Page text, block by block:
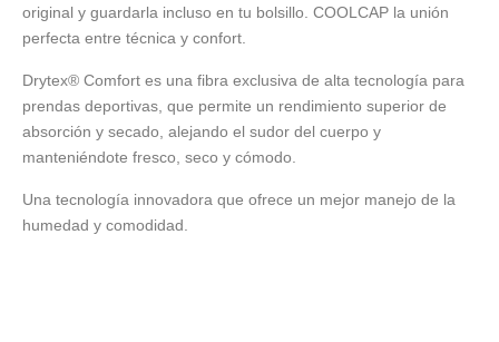
original y guardarla incluso en tu bolsillo. COOLCAP la unión
perfecta entre técnica y confort.
Drytex® Comfort es una fibra exclusiva de alta tecnología para
prendas deportivas, que permite un rendimiento superior de
absorción y secado, alejando el sudor del cuerpo y
manteniéndote fresco, seco y cómodo.
Una tecnología innovadora que ofrece un mejor manejo de la
humedad y comodidad.